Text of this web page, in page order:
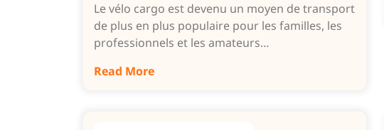
Le vélo cargo est devenu un moyen de transport
de plus en plus populaire pour les familles, les
professionnels et les amateurs…
Read More